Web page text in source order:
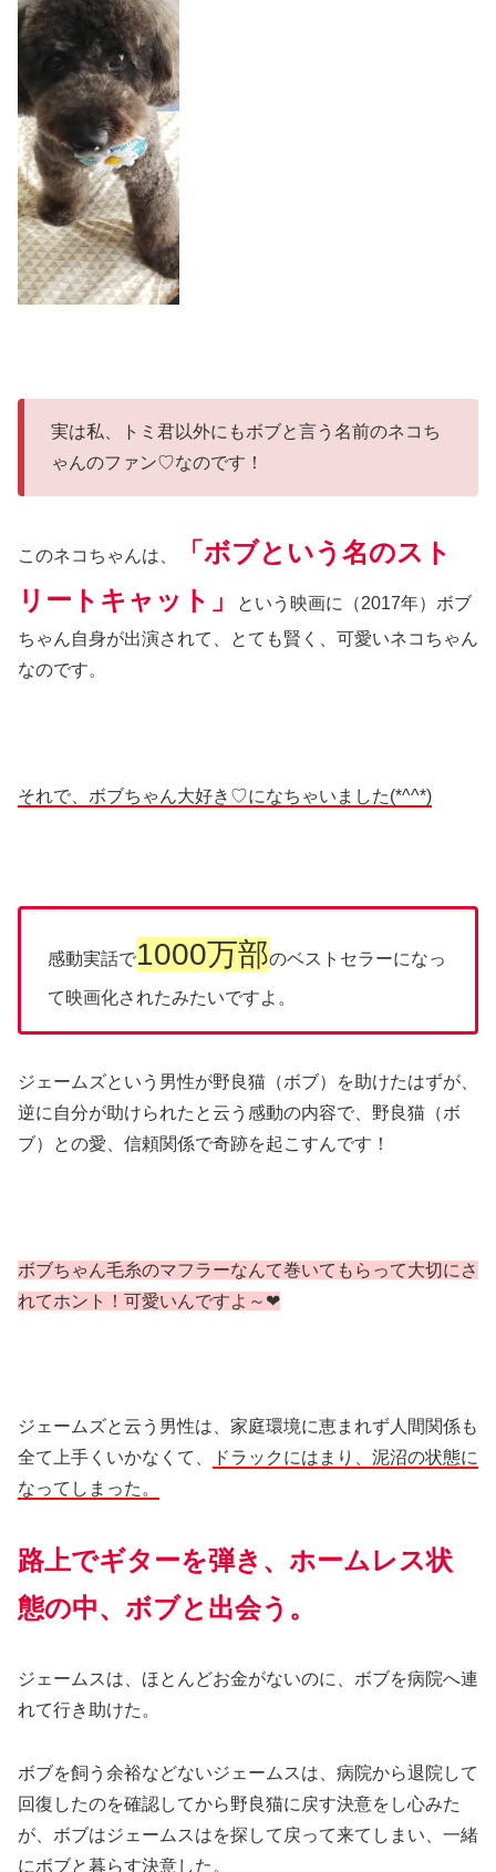
実は私、トミ君以外にもボブと言う名前のネコち
ゃんのファン♡なのです！
このネコちゃんは、
「ボブという名のスト
リートキャット」
という映画に（2017年）ボブ
ちゃん自身が出演されて、とても賢く、可愛いネコちゃん
なのです。
それで、ボブちゃん大好き♡になちゃいました(*^^*)
感動実話で1000万部のベストセラーになっ
て映画化されたみたいですよ。
ジェームズという男性が野良猫（ボブ）を助けたはずが、
逆に自分が助けられたと云う感動の内容で、野良猫（ボ
ブ）との愛、信頼関係で奇跡を起こすんです！
ボブちゃん毛糸のマフラーなんて巻いてもらって大切にさ
れてホント！可愛いんですよ～❤
ジェームズと云う男性は、家庭環境に恵まれず人間関係も
全て上手くいかなくて、
ドラックにはまり、泥沼の状態に
なってしまった。
路上でギターを弾き、ホームレス状
態の中、ボブと出会う。
ジェームスは、ほとんどお金がないのに、ボブを病院へ連
れて行き助けた。
ボブを飼う余裕などないジェームスは、病院から退院して
回復したのを確認してから野良猫に戻す決意をし心みた
が、ボブはジェームスはを探して戻って来てしまい、一緒
にボブと暮らす決意した。